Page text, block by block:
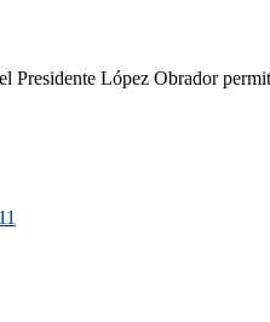
López Obrador